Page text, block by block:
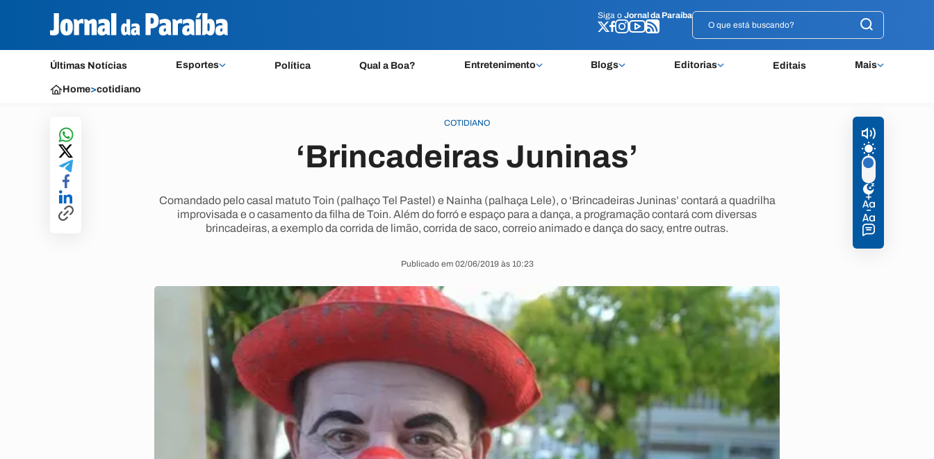
Siga o Jornal da Paraíba
Últimas Notícias Esportes Política Qual a Boa? Entretenimento Blogs Editorias Editais Mais
Siga o Jornal da Paraíba
Home>cotidiano
COTIDIANO
‘Brincadeiras Juninas’
Comandado pelo casal matuto Toin (palhaço Tel Pastel) e Nainha (palhaça Lele), o ‘Brincadeiras Juninas’ contará a quadrilha
improvisada e o casamento da filha de Toin. Além do forró e espaço para a dança, a programação contará com diversas
brincadeiras, a exemplo da corrida de limão, corrida de saco, correio animado e dança do sacy, entre outras.
Publicado em 02/06/2019 às 10:23